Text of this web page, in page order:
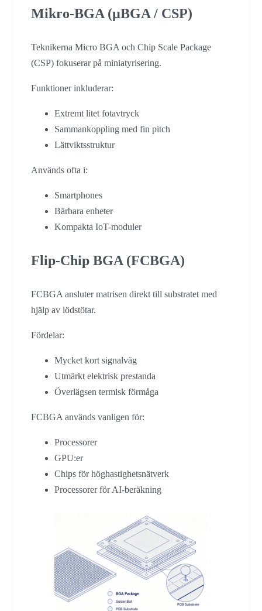
Mikro-BGA (µBGA / CSP)
Teknikerna Micro BGA och Chip Scale Package
(CSP) fokuserar på miniatyrisering.
Funktioner inkluderar:
Extremt litet fotavtryck
Sammankoppling med fin pitch
Lättviktsstruktur
Används ofta i:
Smartphones
Bärbara enheter
Kompakta IoT-moduler
Flip-Chip BGA (FCBGA)
FCBGA ansluter matrisen direkt till substratet med
hjälp av lödstötar.
Fördelar:
Mycket kort signalväg
Utmärkt elektrisk prestanda
Överlägsen termisk förmåga
FCBGA används vanligen för:
Processorer
GPU:er
Chips för höghastighetsnätverk
Processorer för AI-beräkning